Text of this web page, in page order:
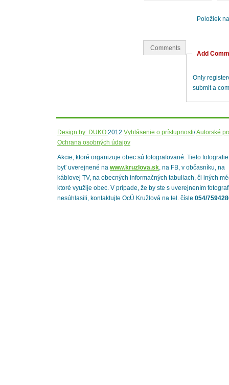
Položiek
Comments
Add
Only
submit a
Design by: DUKO 2012 Vyhlásenie o prístupnosti/Autorské
Ochrana osobných údajov
Akcie, ktoré organizuje obec sú fotografované. Tieto
byť uverejnené na www.kruzlova.sk, na FB, v občasníku, na
káblovej TV, na obecných informačných tabuliach, či iných
ktoré využije obec. V prípade, že by ste s uverejnením
nesúhlasili, kontaktujte OcÚ Kružlová na tel. čísle 054/